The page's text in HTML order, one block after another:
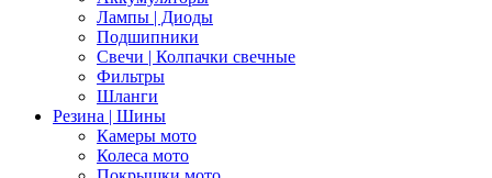
Лампы | Диоды
Подшипники
Свечи | Колпачки свечные
Фильтры
Шланги
Резина | Шины
Камеры мото
Колеса мото